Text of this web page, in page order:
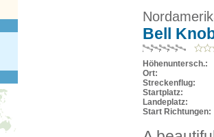
Bell
Höhenuntersch.:
Ort:
Streckenflug:
Startplatz:
Landeplatz:
Start Richtungen: